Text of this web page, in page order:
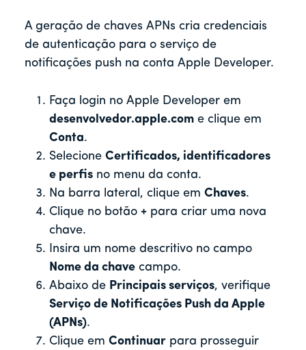
A geração de chaves APNs cria credenciais
de autenticação para o serviço de
notificações push na conta Apple Developer.
Faça login no Apple Developer em
desenvolvedor.apple.com e clique em
Conta.
Selecione Certificados, identificadores
e perfis no menu da conta.
Na barra lateral, clique em Chaves.
Clique no botão + para criar uma nova
chave.
Insira um nome descritivo no campo
Nome da chave campo.
Abaixo de Principais serviços, verifique
Serviço de Notificações Push da Apple
(APNs).
Clique em Continuar para prosseguir